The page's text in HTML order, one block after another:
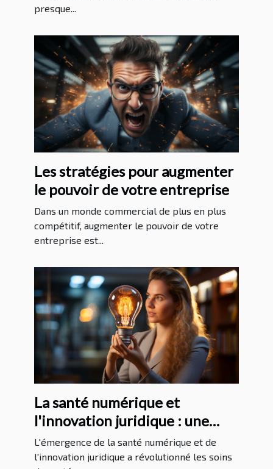
presque...
Les stratégies pour augmenter
le pouvoir de votre entreprise
Dans un monde commercial de plus en plus
compétitif, augmenter le pouvoir de votre
entreprise est...
La santé numérique et
l'innovation juridique : une
analyse approfondie
L'émergence de la santé numérique et de
l'innovation juridique a révolutionné les soins